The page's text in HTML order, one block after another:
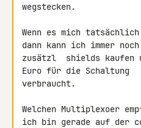
wegstecken.
Wenn es mich
dann kann ich immer noch
zusätzl  shields kaufen
Euro für die Schaltung
verbraucht.
Welchen Multiplexoer
ich bin gerade auf der